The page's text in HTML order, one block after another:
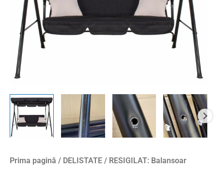
Prima pagină / DELISTATE / RESIGILAT: Balansoar